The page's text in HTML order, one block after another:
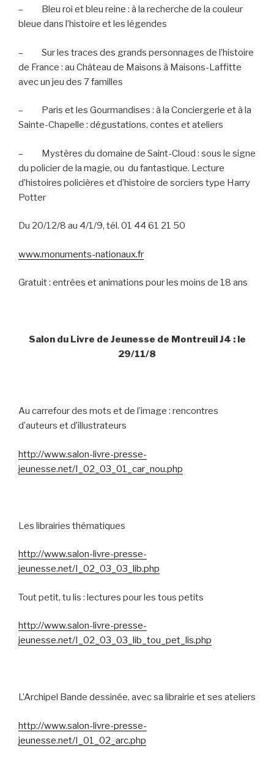
–
Bleu roi et bleu reine : à la recherche de la couleur
bleue dans l’histoire et les légendes
–
Sur les traces des grands personnages de l’histoire
de France : au Château de Maisons à Maisons-Laffitte
avec un jeu des 7 familles
–
Paris et les Gourmandises : à la Conciergerie et à la
Sainte-Chapelle : dégustations, contes et ateliers
–
Mystères du domaine de Saint-Cloud : sous le signe
du policier de la magie, ou du fantastique. Lecture
d’histoires policières et d’histoire de sorciers type Harry
Potter
Du 20/12/8 au 4/1/9, tél. 01 44 61 21 50
www.monuments-nationaux.fr
Gratuit : entrées et animations pour les moins de 18 ans
Salon du Livre de Jeunesse de Montreuil J4 : le
29/11/8
Au carrefour des mots et de l’image : rencontres
d’auteurs et d’illustrateurs
http://www.salon-livre-presse-
jeunesse.net/I_02_03_01_car_nou.php
Les librairies thématiques
http://www.salon-livre-presse-
jeunesse.net/I_02_03_03_lib.php
Tout petit, tu lis : lectures pour les tous petits
http://www.salon-livre-presse-
jeunesse.net/I_02_03_03_lib_tou_pet_lis.php
L’Archipel Bande dessinée, avec sa librairie et ses ateliers
http://www.salon-livre-presse-
jeunesse.net/I_01_02_arc.php